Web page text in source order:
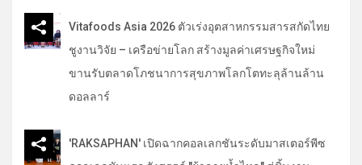
Vitafoods Asia 2026 ตัวเร่งอุตสาหกรรมสารสกัดไทย
ชูงานวิจัย – เครือข่ายโลก สร้างมูลค่าเศรษฐกิจใหม่
ขานรับตลาดโภชนาการสุขภาพโลกโตทะลุล้านล้าน
ดอลลาร์
'RAKSAPHAN' เปิดฉากคอลเลกชันระดับมาสเตอร์พีซ